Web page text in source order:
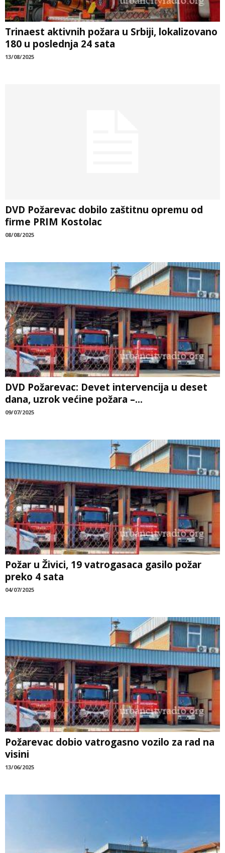
Trinaest aktivnih požara u Srbiji, lokalizovano
180 u poslednja 24 sata
13/08/2025
DVD Požarevac dobilo zaštitnu opremu od
firme PRIM Kostolac
08/08/2025
DVD Požarevac: Devet intervencija u deset
dana, uzrok većine požara –...
09/07/2025
Požar u Živici, 19 vatrogasaca gasilo požar
preko 4 sata
04/07/2025
Požarevac dobio vatrogasno vozilo za rad na
visini
13/06/2025